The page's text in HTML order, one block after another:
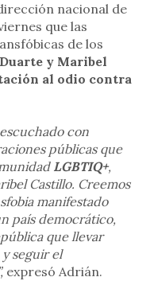
nacional de
que las
de los
y Maribel
al odio contra
con
públicas que
LGBTIQ+,
Castillo. Creemos
manifestado
país democrático,
que llevar
seguir el
expresó Adrián.